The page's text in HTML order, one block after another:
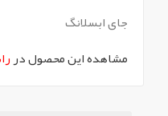
جای ابسلانگ
مشاهده این محصول در